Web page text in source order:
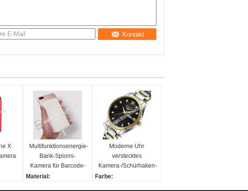
Kontakt
X
Multifunktionsenergie-
Bank-Spions-
Kamera für Barcode-
markierte Karten mit
Material:
Moderne Uhr
verstecktes
Kamera-/Schürhaken-
Scanner Matal-
Farbe: